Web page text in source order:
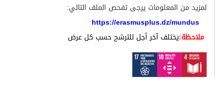
لمزيد من المعلومات يرجى تفحص الملف التالي:
https://erasmusplus.dz/mundus
ملاحظة:يختلف آخر أجل للترشح حسب كل عرض